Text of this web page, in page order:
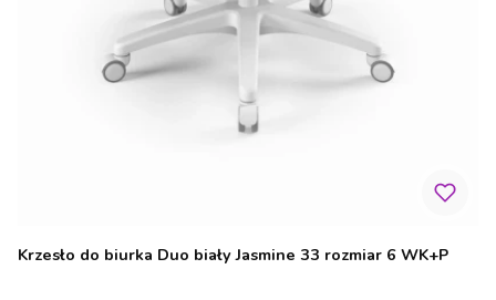
Krzesło do biurka Duo biały Jasmine 33 rozmiar 6 WK+P